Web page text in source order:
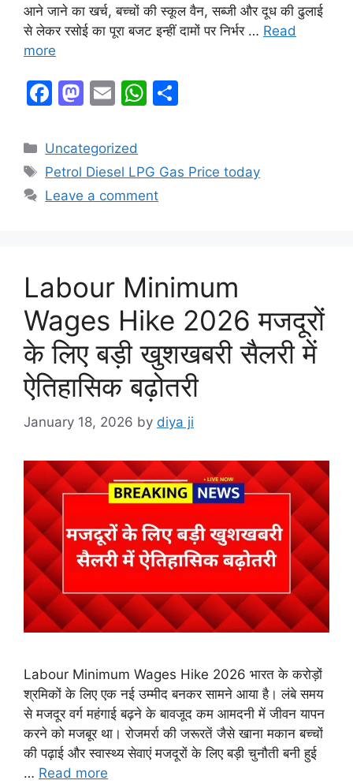
आने जाने का खर्च, बच्चों की स्कूल वैन, सब्जी और दूध की ढुलाई
से लेकर रसोई का पूरा बजट इन्हीं दामों पर निर्भर … Read
more
F
c
e
b
k
M
st
o
d
E
ai
l
W
s
A
e
Categories
Uncategorized
Tags
Petrol Diesel LPG Gas Price today
Leave a comment
Labour Minimum
Wages Hike 2026 मजदूरों
के लिए बड़ी खुशखबरी सैलरी में
ऐतिहासिक बढ़ोतरी
January 18, 2026 by diya ji
Labour Minimum Wages Hike 2026 भारत के करोड़ों
श्रमिकों के लिए एक नई उम्मीद बनकर सामने आया है। लंबे समय
से मजदूर वर्ग महंगाई बढ़ने के बावजूद कम आमदनी में जीवन यापन
करने को मजबूर था। रोजमर्रा की जरूरतें जैसे खाना मकान बच्चों
की पढ़ाई और स्वास्थ्य सेवाएं मजदूरों के लिए बड़ी चुनौती बनी हुई
… Read more